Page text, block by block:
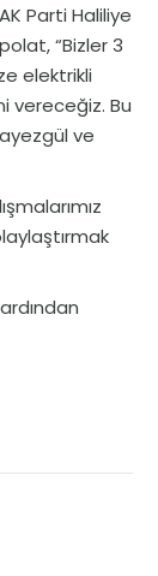
Parti Haliliye
“Bizler 3
elektrikli
vereceğiz. Bu
ve